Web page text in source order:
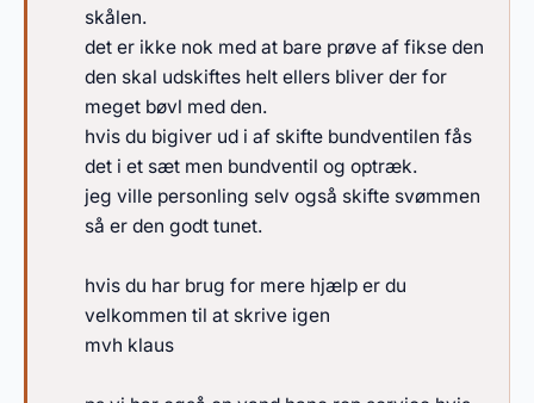
skålen.
det er ikke nok med at bare prøve af fikse den
den skal udskiftes helt ellers bliver der for
meget bøvl med den.
hvis du bigiver ud i af skifte bundventilen fås
det i et sæt men bundventil og optræk.
jeg ville personling selv også skifte svømmen
så er den godt tunet.
hvis du har brug for mere hjælp er du
velkommen til at skrive igen
mvh klaus